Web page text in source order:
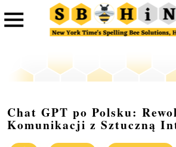
Chat GPT po Polsku:
Komunikacji z Sztuczną